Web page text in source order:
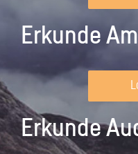
Erkunde
Erkunde